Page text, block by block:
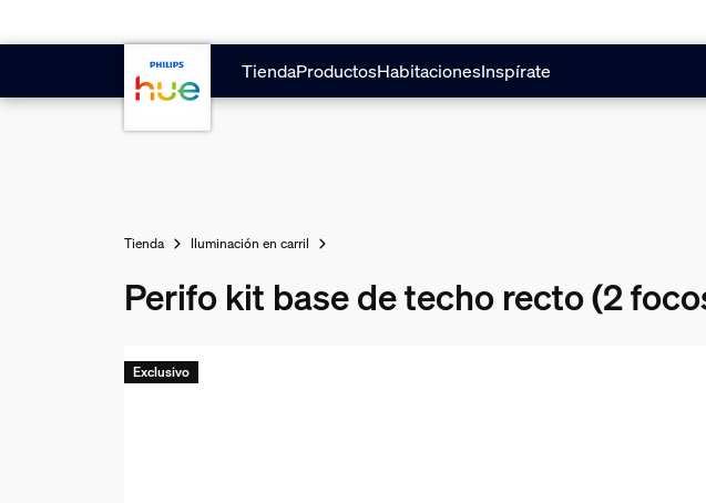
TiendaProductosHabitacionesInspírate
Tienda Iluminación en carril
Perifo kit base de techo recto (2
Exclusivo